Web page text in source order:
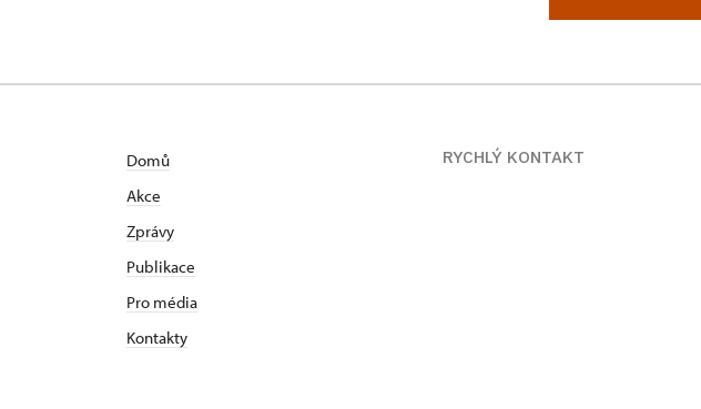
Domů
Akce
Zprávy
Publikace
Pro média
Kontakty
RYCHLÝ KONTAKT